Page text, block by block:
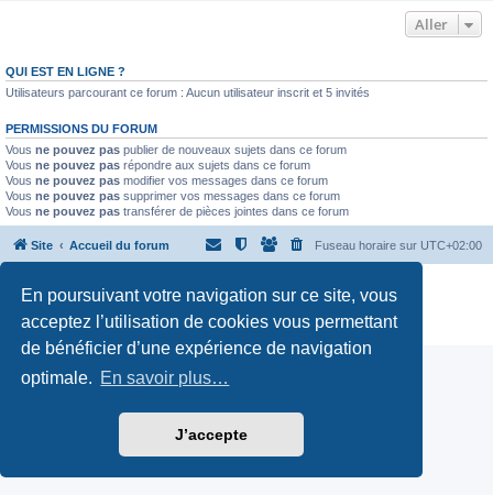
En poursuivant votre navigation sur ce site, vous
acceptez l’utilisation de cookies vous permettant
de bénéficier d’une expérience de navigation
optimale. En savoir plus…
J’accepte
Aller
QUI EST EN LIGNE ?
Utilisateurs parcourant ce forum : Aucun utilisateur inscrit et 5 invités
PERMISSIONS DU FORUM
Vous ne pouvez pas publier de nouveaux sujets dans ce forum
Vous ne pouvez pas répondre aux sujets dans ce forum
Vous ne pouvez pas modifier vos messages dans ce forum
Vous ne pouvez pas supprimer vos messages dans ce forum
Vous ne pouvez pas transférer de pièces jointes dans ce forum
Site Accueil du forum Fuseau horaire sur UTC+02:00
Traduction française officielle
©Qiaeru
Confidentialité|Conditions